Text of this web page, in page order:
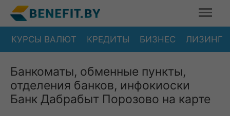
КУРСЫ ВАЛЮТ КРЕДИТЫ БИЗНЕС ЛИЗИНГ
Банкоматы, обменные пункты,
отделения банков, инфокиоски
Банк Дабрабыт Порозово на карте